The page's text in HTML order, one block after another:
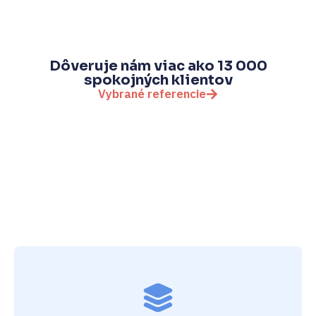
Dôveruje nám viac ako 13 000
spokojných klientov
Vybrané referencie